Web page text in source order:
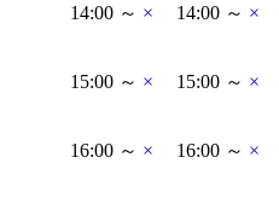
14:00 ～ × 14:00 ～ ×
15:00 ～ × 15:00 ～ ×
16:00 ～ × 16:00 ～ ×